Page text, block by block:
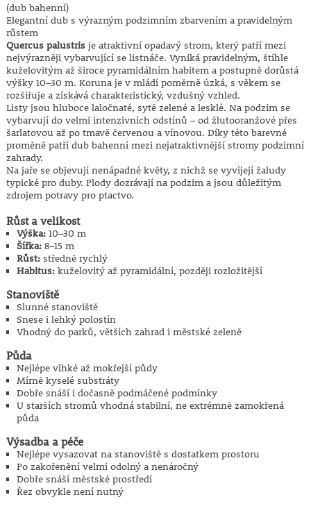
(dub bahenní)
Elegantní dub s výrazným podzimním zbarvením a pravidelným
růstem
Quercus palustrisje atraktivní opadavý strom, který patří mezi
nejvýrazněji vybarvující se listnáče. Vyniká pravidelným, štíhle
kuželovitým až široce pyramidálním habitem a postupně dorůstá
výšky 10–30 m. Koruna je v mládí poměrně úzká, s věkem se
rozšiřuje a získává charakteristický, vzdušný vzhled.
Listy jsou hluboce laločnaté, sytě zelené a lesklé. Na podzim se
vybarvují do velmi intenzivních odstínů – od žlutooranžové přes
šarlatovou až po tmavě červenou a vínovou. Díky této barevné
proměně patří dub bahenní mezi nejatraktivnější stromy podzimní
zahrady.
Na jaře se objevují nenápadné květy, z nichž se vyvíjejí žaludy
typické pro duby. Plody dozrávají na podzim a jsou důležitým
zdrojem potravy pro ptactvo.
Růst a velikost
Výška:10–30 m
Šířka:8–15 m
Růst:středně rychlý
Habitus:kuželovitý až pyramidální, později rozložitější
Stanoviště
Slunné stanoviště
Snese i lehký polostín
Vhodný do parků, větších zahrad i městské zeleně
Půda
Nejlépe vlhké až mokřejší půdy
Mírně kyselé substráty
Dobře snáší i dočasně podmáčené podmínky
U starších stromů vhodná stabilní, ne extrémně zamokřená
půda
Výsadba a péče
Nejlépe vysazovat na stanoviště s dostatkem prostoru
Po zakořenění velmi odolný a nenáročný
Dobře snáší městské prostředí
Řez obvykle není nutný